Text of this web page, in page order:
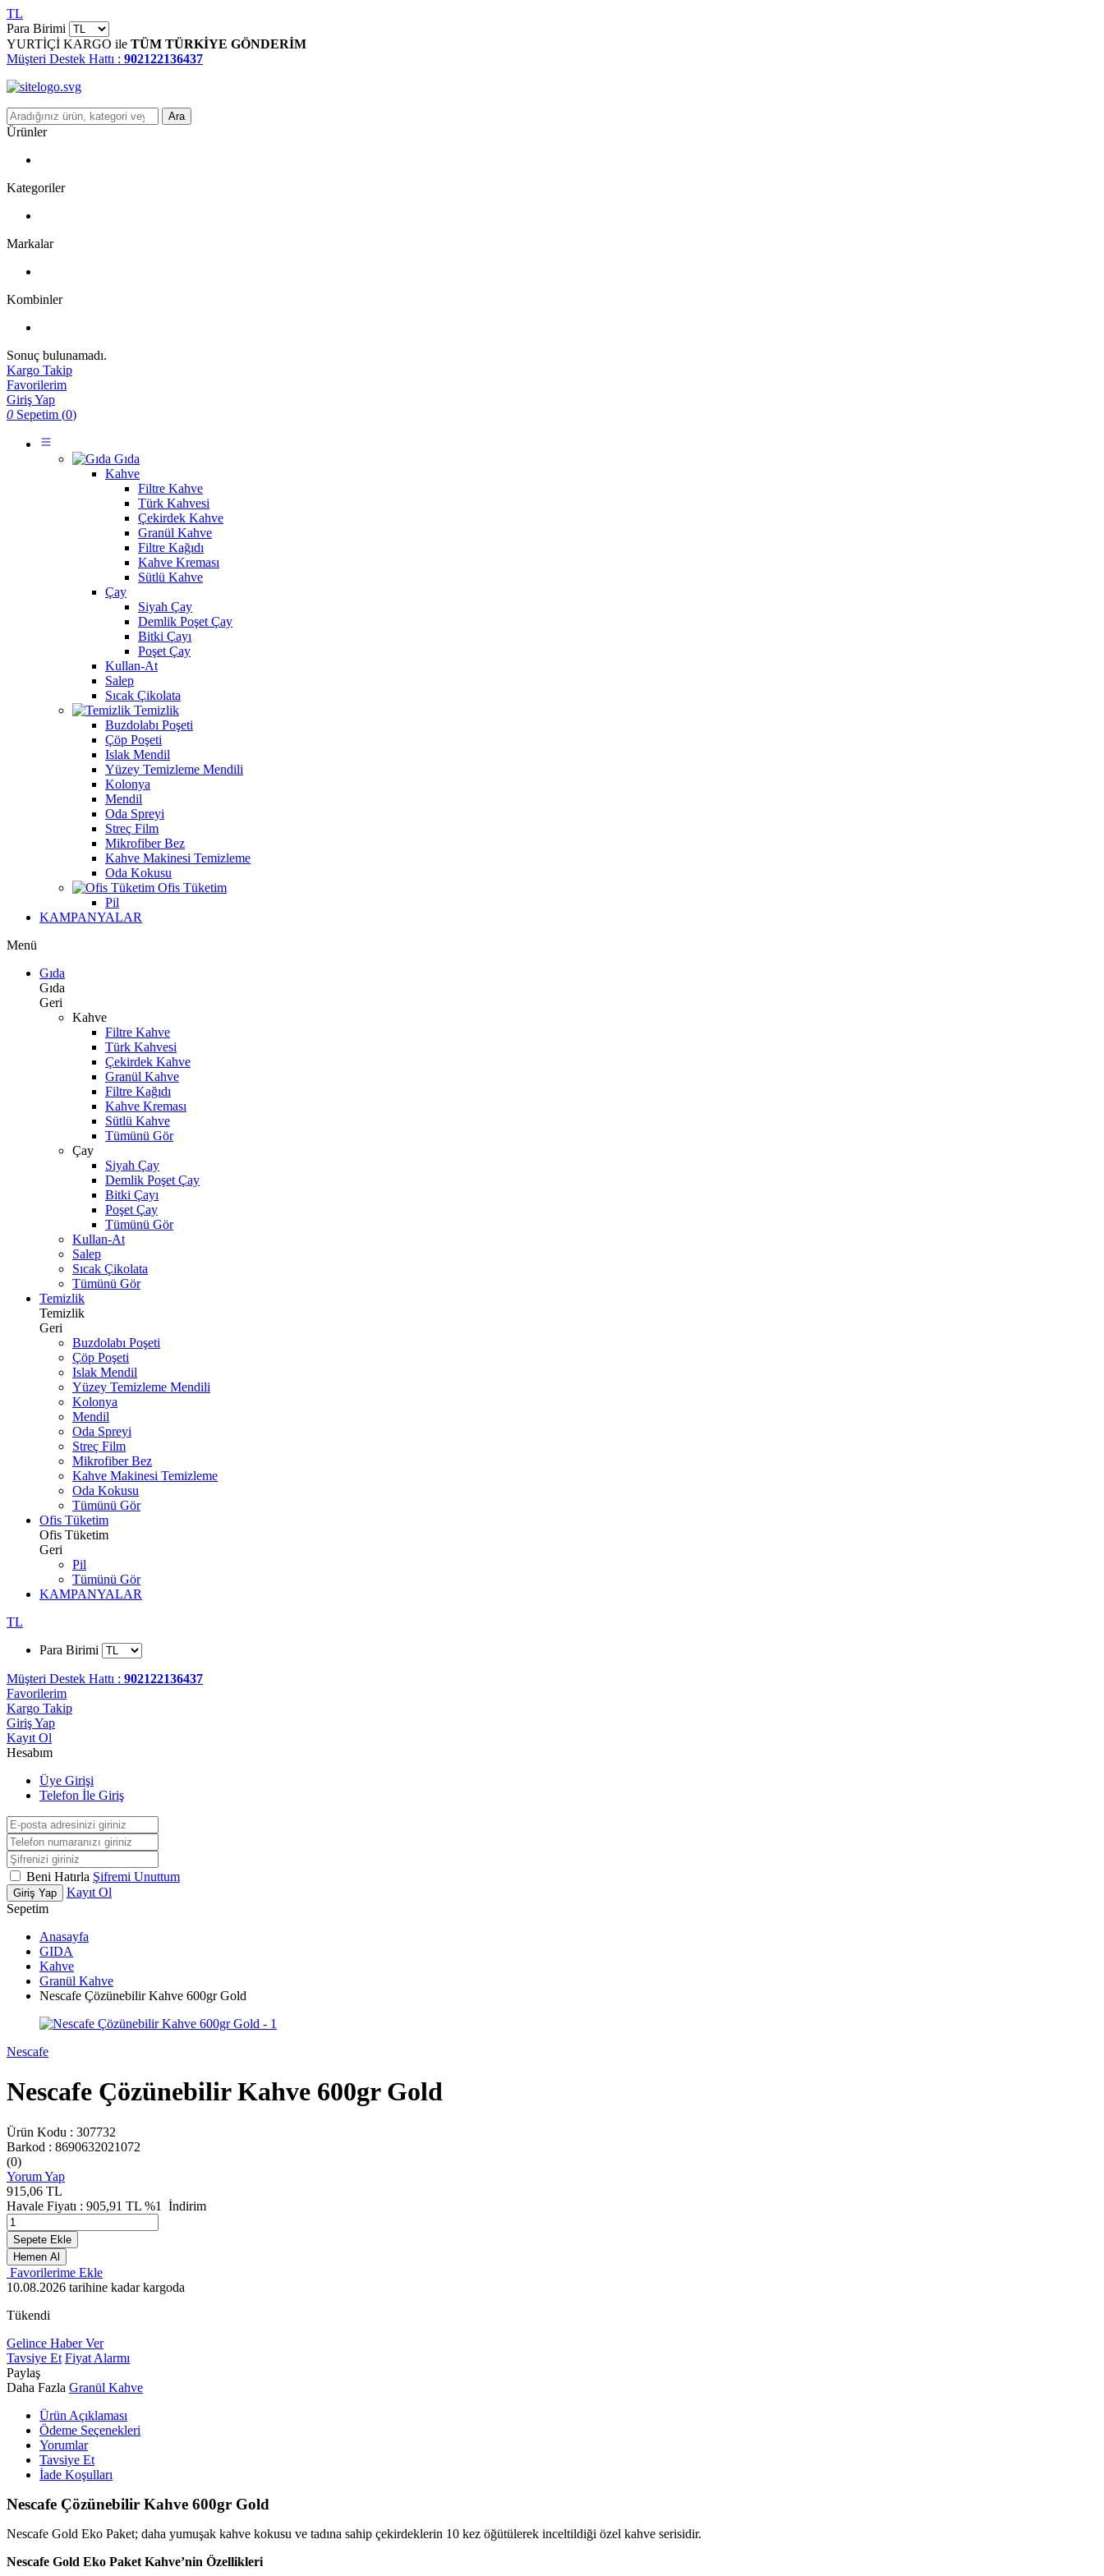
TL
Para Birimi
YURTİÇİ KARGO ile TÜM TÜRKİYE GÖNDERİM
Müşteri Destek Hattı : 902122136437
Ara
Ürünler
Kategoriler
Markalar
Kombinler
Sonuç bulunamadı.
Kargo Takip
Favorilerim
Giriş Yap
0 Sepetim (0)
Gıda
Kahve
Filtre Kahve
Türk Kahvesi
Çekirdek Kahve
Granül Kahve
Filtre Kağıdı
Kahve Kreması
Sütlü Kahve
Çay
Siyah Çay
Demlik Poşet Çay
Bitki Çayı
Poşet Çay
Kullan-At
Salep
Sıcak Çikolata
Temizlik
Buzdolabı Poşeti
Çöp Poşeti
Islak Mendil
Yüzey Temizleme Mendili
Kolonya
Mendil
Oda Spreyi
Streç Film
Mikrofiber Bez
Kahve Makinesi Temizleme
Oda Kokusu
Ofis Tüketim
Pil
KAMPANYALAR
Menü
Gıda
Gıda
Geri
Kahve
Filtre Kahve
Türk Kahvesi
Çekirdek Kahve
Granül Kahve
Filtre Kağıdı
Kahve Kreması
Sütlü Kahve
Tümünü Gör
Çay
Siyah Çay
Demlik Poşet Çay
Bitki Çayı
Poşet Çay
Tümünü Gör
Kullan-At
Salep
Sıcak Çikolata
Tümünü Gör
Temizlik
Temizlik
Geri
Buzdolabı Poşeti
Çöp Poşeti
Islak Mendil
Yüzey Temizleme Mendili
Kolonya
Mendil
Oda Spreyi
Streç Film
Mikrofiber Bez
Kahve Makinesi Temizleme
Oda Kokusu
Tümünü Gör
Ofis Tüketim
Ofis Tüketim
Geri
Pil
Tümünü Gör
KAMPANYALAR
TL
Para Birimi
Müşteri Destek Hattı : 902122136437
Favorilerim
Kargo Takip
Giriş Yap
Kayıt Ol
Hesabım
Üye Girişi
Telefon İle Giriş
Beni Hatırla Şifremi Unuttum
Giriş Yap
Kayıt Ol
Sepetim
Anasayfa
GIDA
Kahve
Granül Kahve
Nescafe Çözünebilir Kahve 600gr Gold
Nescafe
Nescafe Çözünebilir Kahve 600gr Gold
Ürün Kodu : 307732
Barkod : 8690632021072
(0)
Yorum Yap
915,06 TL
Havale Fiyatı : 905,91 TL %1 İndirim
Sepete Ekle
Hemen Al
Favorilerime Ekle
10.08.2026 tarihine kadar kargoda
Tükendi
Gelince Haber Ver
Tavsiye Et Fiyat Alarmı
Paylaş
Daha Fazla Granül Kahve
Ürün Açıklaması
Ödeme Seçenekleri
Yorumlar
Tavsiye Et
İade Koşulları
Nescafe Çözünebilir Kahve 600gr Gold
Nescafe Gold Eko Paket; daha yumuşak kahve kokusu ve tadına sahip çekirdeklerin 10 kez öğütülerek inceltildiği özel kahve serisidir.
Nescafe Gold Eko Paket Kahve’nin Özellikleri